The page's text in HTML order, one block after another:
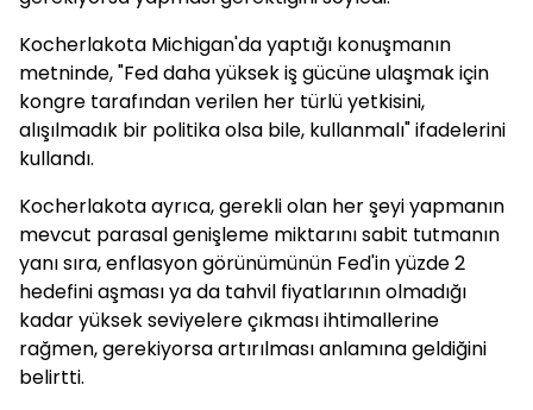
Kocherlakota Michigan'da yaptığı konuşmanın
metninde, "Fed daha yüksek iş gücüne ulaşmak için
kongre tarafından verilen her türlü yetkisini,
alışılmadık bir politika olsa bile, kullanmalı" ifadelerini
kullandı.
Kocherlakota ayrıca, gerekli olan her şeyi yapmanın
mevcut parasal genişleme miktarını sabit tutmanın
yanı sıra, enflasyon görünümünün Fed'in yüzde 2
hedefini aşması ya da tahvil fiyatlarının olmadığı
kadar yüksek seviyelere çıkması ihtimallerine
rağmen, gerekiyorsa artırılması anlamına geldiğini
belirtti.